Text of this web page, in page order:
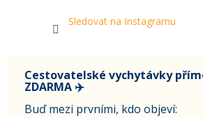
Sledovat na Instagramu
Cestovatelské vychytávky
ZDARMA ✈️
Buď mezi prvními, kdo objeví: